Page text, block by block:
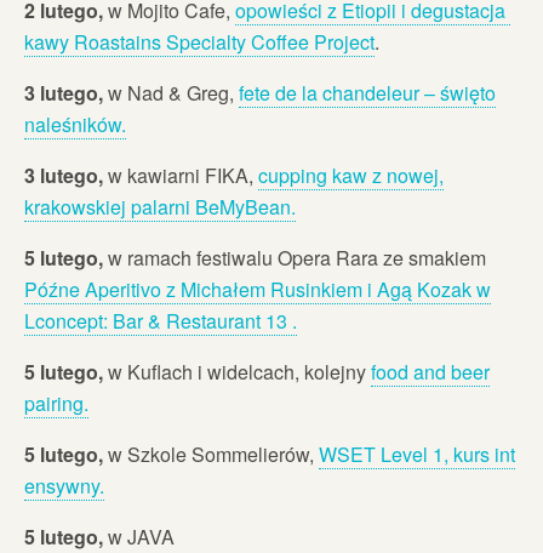
2 lutego,w Mojito Cafe, opowieści z Etiopii i degustacja
kawy Roastains Specialty Coffee Project.
3 lutego,w Nad & Greg, fete de la chandeleur – święto
naleśników.
3 lutego,w kawiarni FIKA, cupping kaw z nowej,
krakowskiej palarni BeMyBean.
5 lutego,w ramach festiwalu Opera Rara ze smakiem
Późne Aperitivo z Michałem Rusinkiem i Agą Kozak w
Lconcept: Bar & Restaurant 13 .
5 lutego,w Kuflach i widelcach, kolejnyfood and beer
pairing.
5 lutego,w Szkole Sommelierów, WSET Level 1, kurs int
ensywny.
5 lutego,w JAVA